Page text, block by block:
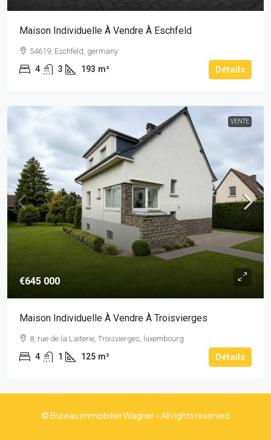
Maison Individuelle À Vendre À Eschfeld
54619, Eschfeld, germany
4 3 193 m² Détails
VENTE
€645 000
Maison Individuelle À Vendre À Troisvierges
8, rue de la Laiterie, Troisvierges, luxembourg
4 1 125 m² Détails
© Bureau immobilier Wagner - All rights reserved